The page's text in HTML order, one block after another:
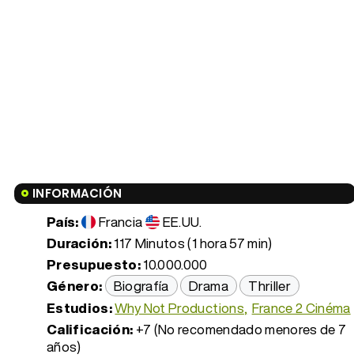
INFORMACIÓN
País: Francia
EE.UU.
Duración:117 Minutos (1 hora 57 min)
Presupuesto:10.000.000
Género: Biografía Drama
Thriller
Estudios:Why Not Productions France 2 Cinéma
Calificación: +7 (No recomendado menores de 7
años)